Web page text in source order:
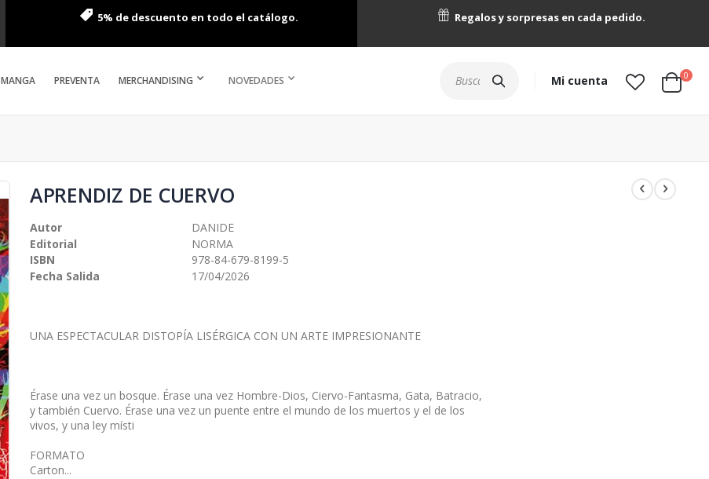
5% de descuento en todo el catálogo. Regalos y sorpresas en cada pedido.
MANGA PREVENTA MERCHANDISING NOVEDADES Mi cuenta Cart
0
APRENDIZ DE CUERVO
Autor
DANIDE
Editorial
NORMA
ISBN
978-84-679-8199-5
Fecha Salida
17/04/2026
UNA ESPECTACULAR DISTOPÍA LISÉRGICA CON UN ARTE IMPRESIONANTE
Érase una vez un bosque. Érase una vez Hombre-Dios, Ciervo-Fantasma, Gata, Batracio,
y también Cuervo. Érase una vez un puente entre el mundo de los muertos y el de los
vivos, y una ley místi
FORMATO
Carton...